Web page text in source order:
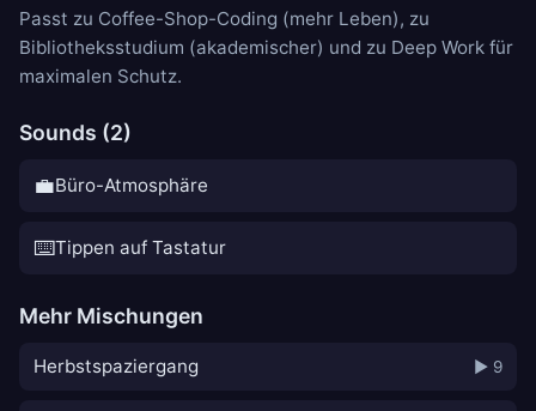
Passt zu Coffee-Shop-Coding (mehr Leben), zu
Bibliotheksstudium (akademischer) und zu Deep Work für
maximalen Schutz.
Sounds (2)
💼Büro-Atmosphäre
⌨️Tippen auf Tastatur
Mehr Mischungen
Herbstspaziergang ▶ 9